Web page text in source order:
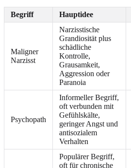
Begriff Hauptidee
Maligner
Narzisst
Narzisstische
Grandiosität plus
schädliche
Kontrolle,
Grausamkeit,
Aggression oder
Paranoia
Psychopath
Informeller Begriff,
oft verbunden mit
Gefühlskälte,
geringer Angst und
antisozialem
Verhalten
Populärer Begriff,
oft für chronische